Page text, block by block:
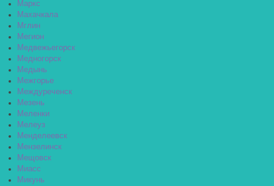
Маркс
Махачкала
Мглин
Мегион
Медвежьегорск
Медногорск
Медынь
Межгорье
Междуреченск
Мезень
Меленки
Мелеуз
Менделеевск
Мензелинск
Мещовск
Миасс
Микунь